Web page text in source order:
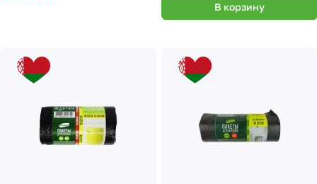
В корзину